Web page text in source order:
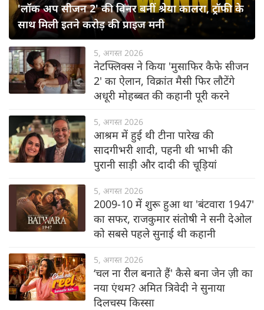
'लॉक अप सीजन 2' की विनर बनीं श्रेया कालरा, ट्रॉफी के
साथ मिली इतने करोड़ की प्राइज मनी
5, अगस्त 2026
नेटफ्लिक्स ने किया 'मुसाफिर कैफे सीजन
2' का ऐलान, विक्रांत मैसी फिर लौटेंगे
अधूरी मोहब्बत की कहानी पूरी करने
5, अगस्त 2026
आश्रम में हुई थी टीना पारेख की
सादगीभरी शादी, पहनी थी भाभी की
पुरानी साड़ी और दादी की चूड़ियां
5, अगस्त 2026
2009-10 में शुरू हुआ था 'बंटवारा 1947'
का सफर, राजकुमार संतोषी ने सनी देओल
को सबसे पहले सुनाई थी कहानी
5, अगस्त 2026
‘चल ना रील बनाते हैं' कैसे बना जेन ज़ी का
नया एंथम? अमित त्रिवेदी ने सुनाया
दिलचस्प किस्सा